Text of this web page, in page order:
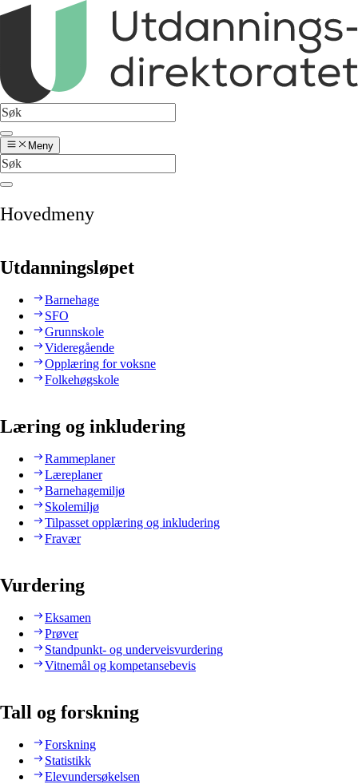
Meny
Hovedmeny
Utdanningsløpet
Barnehage
SFO
Grunnskole
Videregående
Opplæring for voksne
Folkehøgskole
Læring og inkludering
Rammeplaner
Læreplaner
Barnehagemiljø
Skolemiljø
Tilpasset opplæring og inkludering
Fravær
Vurdering
Eksamen
Prøver
Standpunkt- og underveisvurdering
Vitnemål og kompetansebevis
Tall og forskning
Forskning
Statistikk
Elevundersøkelsen